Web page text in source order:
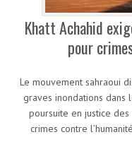
Khatt Achahid
pour
Le mouvement sahraoui
graves inondations dans
poursuite en justice
crimes contre